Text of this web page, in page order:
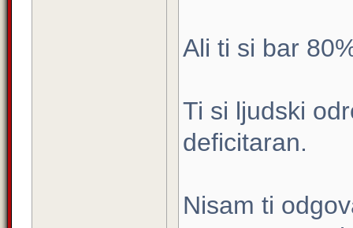
Ali ti si bar
Ti si ljudski
deficitaran.
Nisam ti